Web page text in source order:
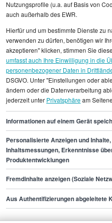
statistischen Erhebungen
Durchschnittswerte und
einzelnen
Gehaltsinformationen IT
Engineer Test Validation
Finde den
der zu dir
Nutzungsprofile (u.a. auf Basis von
auch außerhalb des EWR.
Hierfür und um bestimmte Dienste zu
verwenden zu dürfen, benötigen wir
akzeptieren" klicken, stimmen Sie
umfasst auch Ihre Einwilligung in die
personenbezogener Daten in
DSGVO. Unter "Einstellungen oder
ändern oder die Datenverarbeitung
jederzeit unter Privatsphäream
Informationen auf einem Gerät
Personalisierte Anzeigen und
Inhaltsmessungen, Erkenntnisse
Produktentwicklungen
Fremdinhalte anzeigen (Soziale
Aus Authentifizierungen abgeleitete